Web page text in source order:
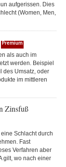
aufgerissen. Dies
(Women, Men,
Premium
als auch im
werden. Beispiel
des Umsatz, oder
im mittleren
Zinsfuß
Schlacht durch
Fast
Verfahren aber
gilt, wo nach einer